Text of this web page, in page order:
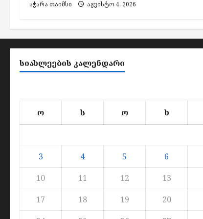
აჭარა თაიმსი აგვისტო 4, 2026
ᲡᲘᲐᲮᲚᲔᲔᲑᲘᲡ ᲙᲐᲚᲔᲜᲓᲐᲠᲘ
ო ს ო ხ
3
4 5 6
10
11 12 13
17
18 19 20